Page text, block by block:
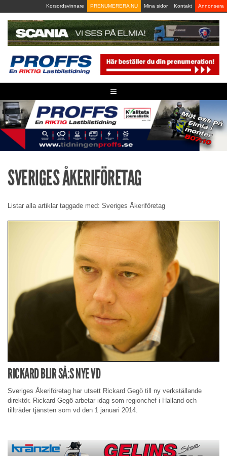
to
content
Korsordsvinnare PRENUMERERA NU Mina sidor Kontakt Annonsera
≡
SVERIGES ÅKERIFÖRETAG
Listar alla artiklar taggade med: Sveriges Åkeriföretag
RICKARD BLIR SÅ:S NYE VD
Sveriges Åkeriföretag har utsett Rickard Gegö till ny verkställande
direktör. Rickard Gegö arbetar idag som regionchef i Halland och
tillträder tjänsten som vd den 1 januari 2014.